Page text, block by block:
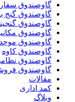
گاوصندوق
گاوصندوق گنج
گاوصندوق
گاوصندوق
گاوصندوق
گاوصندوق کاوه
گاوصندوق
گاوصندوق
مقالات
کمد اداری
وبلاگ